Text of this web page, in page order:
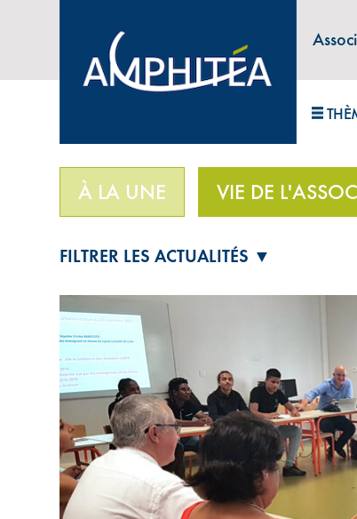
ABONNEZ-VOUS À LA LETTRE
À LA UNE VIE DE
FILTRER LES ACTUALITÉS ▼